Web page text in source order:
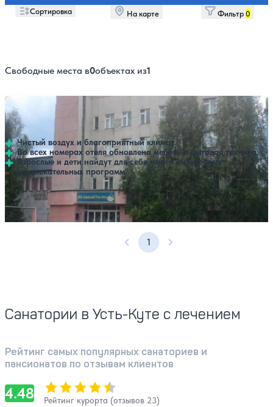
Сортировка На карте Фильтр0
Свободные места в0объектах из1
Санаторий Усть-Кут
4.523 отзыва
Усть-Кут
Чистый воздух и благоприятный климат.
Во всех номерах отеля обновлена мебель и бытовая техника.
Взрослые и дети найдут для себя много интересных
развлекательных программ.
Профилей лечения:6 SPA
Нет цен или свободных мест на выбранные даты
Выбрать другой вариант
Предыдущая страница
1 Следующая страница
Санатории в Усть-Куте с лечением
Рейтинг самых популярных санаториев и
пансионатов по отзывам клиентов
4.48 Оценка, количество звезд:
Рейтинг курорта (отзывов 23)